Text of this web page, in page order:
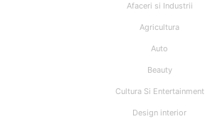
Afaceri si Industrii
Agricultura
Auto
Beauty
Cultura Si Entertainment
Design interior